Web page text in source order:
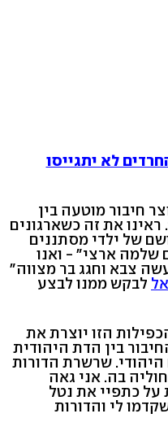
לא יתגייסו
חיבור מוטעה בין
את זה כשארגונים
של ילדי מסתננים
שלמה ארצי" - ואנו
צבא וחגג בר מצווה"
לבקש ממנו לבצע
הזו יוצרת את
בין הדת היהודית
היהודי. שרשרת הדורות
בה. אני גאה
על כתפיי את נטל
לי והדורות